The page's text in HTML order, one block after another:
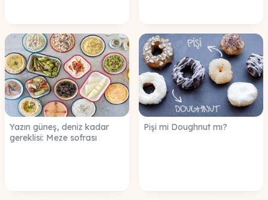
Yazın güneş, deniz kadar
gereklisi: Meze sofrası
Pişi mi Doughnut mı?